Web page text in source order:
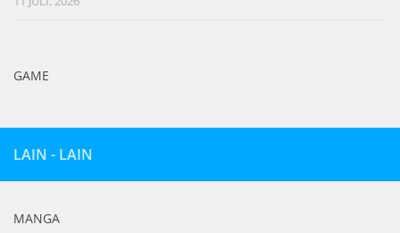
GAME
LAIN - LAIN
MANGA